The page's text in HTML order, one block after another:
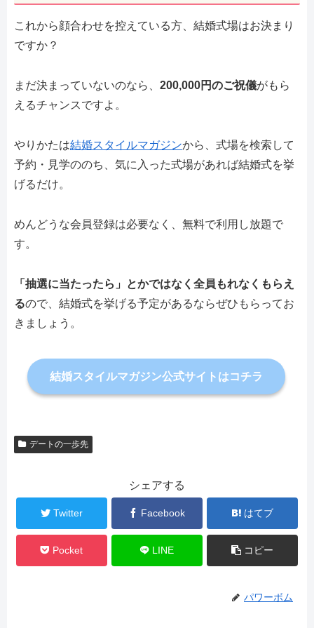
これから顔合わせを控えている方、結婚式場はお決まり
ですか？
まだ決まっていないのなら、 200,000円のご祝儀がもら
えるチャンスですよ。
やりかたは結婚スタイルマガジンから、式場を検索して
予約・見学ののち、気に入った式場があれば結婚式を挙
げるだけ。
めんどうな会員登録は必要なく、無料で利用し放題で
す。
「抽選に当たったら」とかではなく全員もれなくもらえ
るので、結婚式を挙げる予定があるならぜひもらってお
きましょう。
結婚スタイルマガジン公式サイトはコチラ
デートの一歩先
シェアする
Twitter Facebook はてブ
Pocket LINE コピー
パワーボム